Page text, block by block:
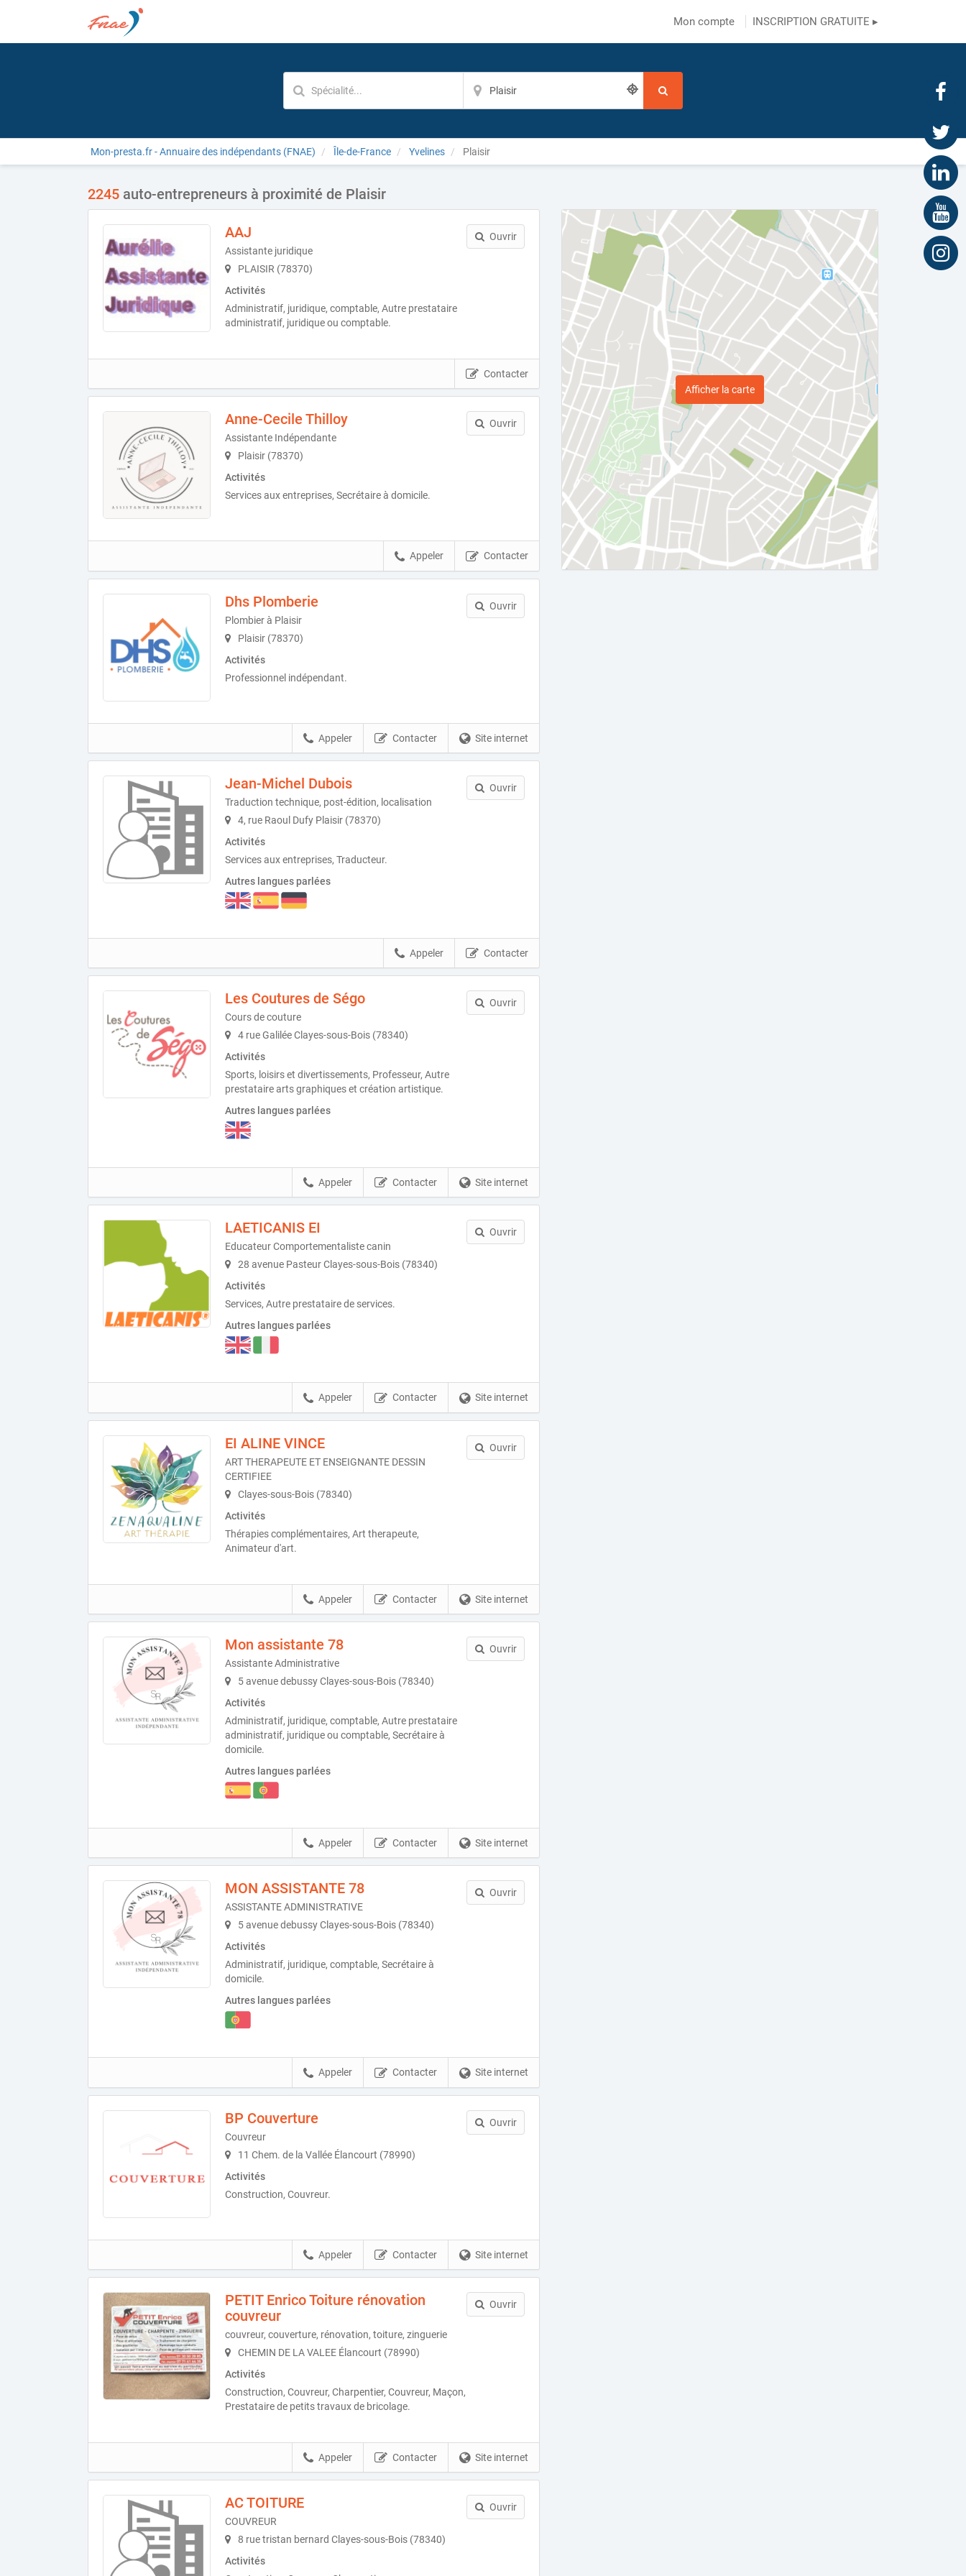
Mon compte INSCRIPTION GRATUITE ▸
Mon-presta.fr - Annuaire des indépendants (FNAE) Île-de-France Yvelines Plaisir
2245 auto-entrepreneurs à proximité de Plaisir
AAJ
Assistante juridique
PLAISIR (78370)
Activités
Administratif, juridique, comptable, Autre prestataire
administratif, juridique ou comptable.
Ouvrir
Contacter
Anne-Cecile Thilloy
Assistante Indépendante
Plaisir (78370)
Activités
Services aux entreprises, Secrétaire à domicile.
Ouvrir
Contacter
Appeler
Dhs Plomberie
Plombier à Plaisir
Plaisir (78370)
Activités
Professionnel indépendant.
Ouvrir
Site internet
Contacter
Appeler
Jean-Michel Dubois
Traduction technique, post-édition, localisation
4, rue Raoul Dufy Plaisir (78370)
Activités
Services aux entreprises, Traducteur.
Autres langues parlées
Ouvrir
Contacter
Appeler
Les Coutures de Ségo
Cours de couture
4 rue Galilée Clayes-sous-Bois (78340)
Activités
Sports, loisirs et divertissements, Professeur, Autre
prestataire arts graphiques et création artistique.
Autres langues parlées
Ouvrir
Site internet
Contacter
Appeler
LAETICANIS EI
Educateur Comportementaliste canin
28 avenue Pasteur Clayes-sous-Bois (78340)
Activités
Services, Autre prestataire de services.
Autres langues parlées
Ouvrir
Site internet
Contacter
Appeler
EI ALINE VINCE
ART THERAPEUTE ET ENSEIGNANTE DESSIN
CERTIFIEE
Clayes-sous-Bois (78340)
Activités
Thérapies complémentaires, Art therapeute,
Animateur d'art.
Ouvrir
Site internet
Contacter
Appeler
Mon assistante 78
Assistante Administrative
5 avenue debussy Clayes-sous-Bois (78340)
Activités
Administratif, juridique, comptable, Autre prestataire
administratif, juridique ou comptable, Secrétaire à
domicile.
Autres langues parlées
Ouvrir
Site internet
Contacter
Appeler
MON ASSISTANTE 78
ASSISTANTE ADMINISTRATIVE
5 avenue debussy Clayes-sous-Bois (78340)
Activités
Administratif, juridique, comptable, Secrétaire à
domicile.
Autres langues parlées
Ouvrir
Site internet
Contacter
Appeler
BP Couverture
Couvreur
11 Chem. de la Vallée Élancourt (78990)
Activités
Construction, Couvreur.
Ouvrir
Site internet
Contacter
Appeler
PETIT Enrico Toiture rénovation
couvreur
couvreur, couverture, rénovation, toiture, zinguerie
CHEMIN DE LA VALEE Élancourt (78990)
Activités
Construction, Couvreur, Charpentier, Couvreur, Maçon,
Prestataire de petits travaux de bricolage.
Ouvrir
Site internet
Contacter
Appeler
AC TOITURE
COUVREUR
8 rue tristan bernard Clayes-sous-Bois (78340)
Activités
Ouvrir
Afficher la carte